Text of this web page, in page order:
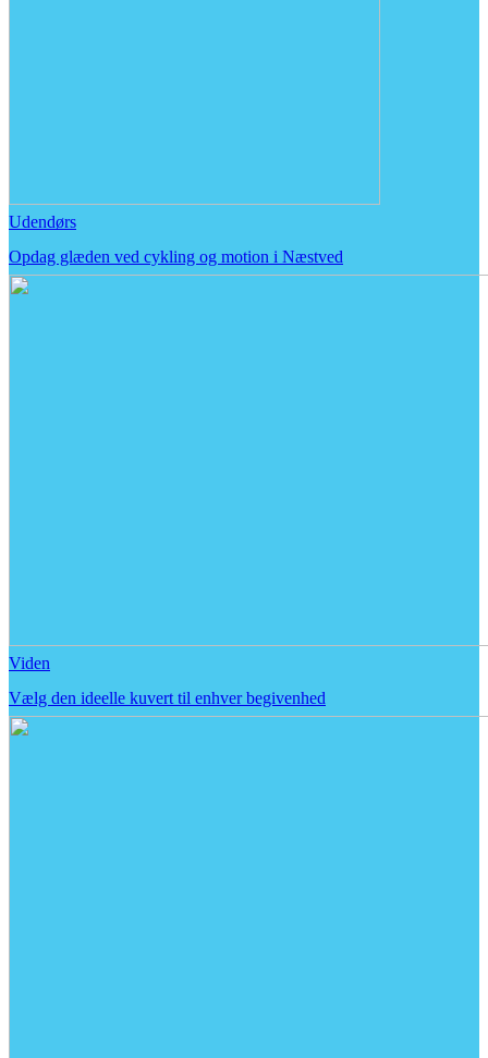
Udendørs
Opdag glæden ved cykling og motion i Næstved
Viden
Vælg den ideelle kuvert til enhver begivenhed